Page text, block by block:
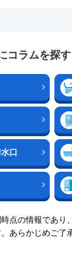
コラムを探す
口
点の情報であり
あらかじめご了